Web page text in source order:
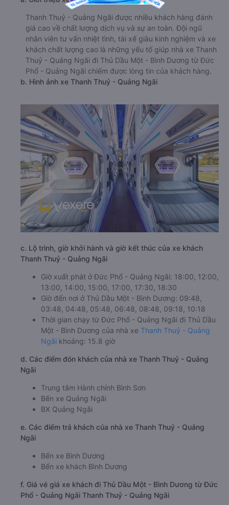
Thanh Thuỷ - Quảng Ngãi được nhiều khách hàng đánh
giá cao về chất lượng dịch vụ và sự an toàn. Đội ngũ
nhân viên tư vấn nhiệt tình, tài xế giàu kinh nghiệm và xe
khách chất lượng cao là những yếu tố giúp nhà xe Thanh
Thuỷ - Quảng Ngãi đi Thủ Dầu Một - Bình Dương từ Đức
Phổ - Quảng Ngãi chiếm được lòng tin của khách hàng.
b. Hình ảnh xe Thanh Thuỷ - Quảng Ngãi
c. Lộ trình, giờ khởi hành và giờ kết thúc của xe khách
Thanh Thuỷ - Quảng Ngãi
Giờ xuất phát ở Đức Phổ - Quảng Ngãi: 18:00, 12:00,
13:00, 14:00, 15:00, 17:00, 17:30, 18:30
Giờ đến nơi ở Thủ Dầu Một - Bình Dương: 09:48,
03:48, 04:48, 05:48, 06:48, 08:48, 09:18, 10:18
Thời gian chạy từ Đức Phổ - Quảng Ngãi đi Thủ Dầu
Một - Bình Dương của nhà xe Thanh Thuỷ - Quảng
Ngãi khoảng: 15.8 giờ
d. Các điểm đón khách của nhà xe Thanh Thuỷ - Quảng
Ngãi
Trung tâm Hành chính Bình Sơn
Bến xe Quảng Ngãi
BX Quảng Ngãi
e. Các điểm trả khách của nhà xe Thanh Thuỷ - Quảng
Ngãi
Bến xe Bình Dương
Bến xe khách Bình Dương
f. Giá vé giá xe khách đi Thủ Dầu Một - Bình Dương từ Đức
Phổ - Quảng Ngãi Thanh Thuỷ - Quảng Ngãi